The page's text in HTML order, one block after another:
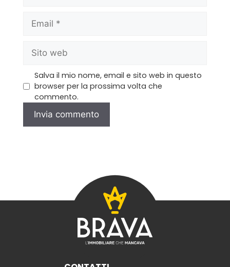
Salva il mio nome, email e sito web in questo
browser per la prossima volta che
commento.